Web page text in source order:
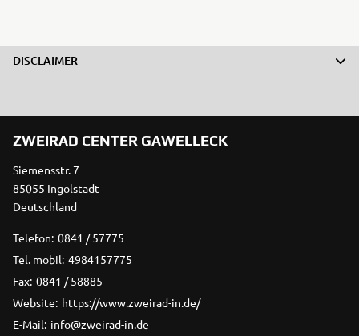
DISCLAIMER
ZWEIRAD CENTER GAWELLECK
Siemensstr. 7
85055 Ingolstadt
Deutschland
Telefon: 0841 / 57775
Tel. mobil: 4984157775
Fax: 0841 / 58885
Website: https://www.zweirad-in.de/
E-Mail: info@zweirad-in.de